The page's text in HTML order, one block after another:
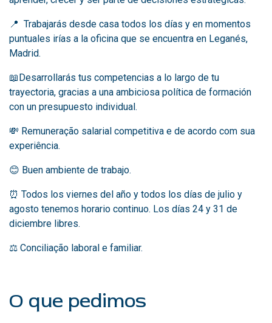
📍 Trabajarás desde casa todos los días y en momentos
puntuales irías a la oficina que se encuentra en Leganés,
Madrid.
📖Desarrollarás tus competencias a lo largo de tu
trayectoria, gracias a una ambiciosa política de formación
con un presupuesto individual.
💸 Remuneração salarial competitiva e de acordo com sua
experiência.
😊 Buen ambiente de trabajo.
⏰ Todos los viernes del año y todos los días de julio y
agosto tenemos horario continuo. Los días 24 y 31 de
diciembre libres.
⚖️ Conciliação laboral e familiar.
O que pedimos